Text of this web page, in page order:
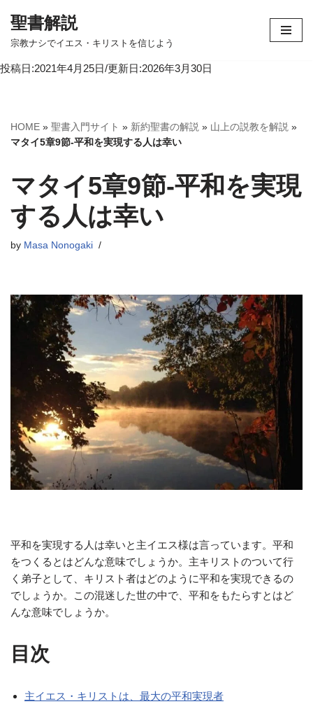
コ
テ
へ
ス
プ
聖書解説
宗教ナシでイエス・キリストを信じよう
投稿日:2021年4月25日/更新日:2026年3月30日
HOME » 聖書入門サイト » 新約聖書の解説 » 山上の説教を解説 »
マタイ5章9節-平和を実現する人は幸い
マタイ5章9節-平和を実現
する人は幸い
by Masa Nonogaki
平和を実現する人は幸いと主イエス様は言っています。平和
をつくるとはどんな意味でしょうか。主キリストのついて行
く弟子として、キリスト者はどのように平和を実現できるの
でしょうか。この混迷した世の中で、平和をもたらすとはど
んな意味でしょうか。
目次
主イエス・キリストは、最大の平和実現者